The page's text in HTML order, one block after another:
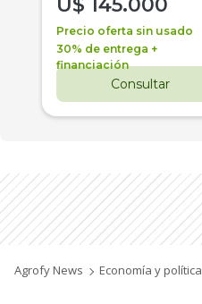
Precio oferta sin usado
30% de entrega +
financiación
Consultar
Agrofy News Economía y política